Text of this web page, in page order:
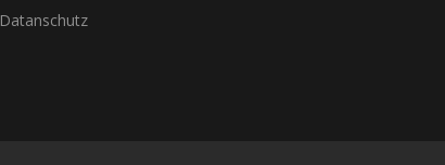
Datanschutz